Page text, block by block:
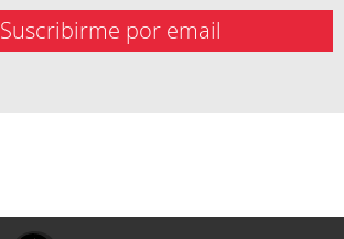
Suscribirme por email